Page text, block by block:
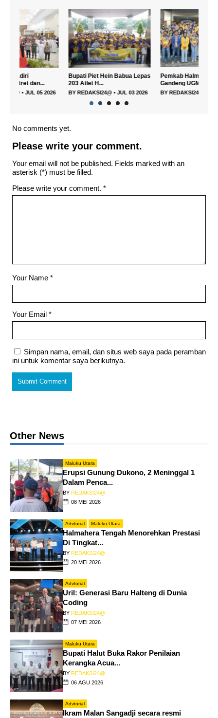
Bupati Piet Hein Babua Lepas
203 Atlet H...
BYREDAKSI24@ JUL 03 2026
Pemkab Halmahera Utara
Gandeng UGM, Unkh...
BYREDAKSI24@ JUL 03 2026
No comments yet.
Please write your comment.
Your email will not be published. Fields marked with an
asterisk (*) must be filled.
Please write your comment. *
Your Name *
Your Email *
Simpan nama, email, dan situs web saya pada peramban
ini untuk komentar saya berikutnya.
Other News
Maluku Utara
Erupsi Gunung Dukono, 2 Meninggal 1
Dalam Penca...
BY REDAKSI24@
08 MEI 2026
Advtorial Maluku Utara
Halmahera Tengah Menorehkan Prestasi
Di Tingkat...
BY REDAKSI24@
20 MEI 2026
Advtorial
Uril: Generasi Baru Halteng di Dunia
Coding
BY REDAKSI24@
07 MEI 2026
Maluku Utara
Bupati Halut Buka Rakor Penilaian
Kerangka Acua...
BY REDAKSI24@
06 AGU 2026
Advtorial
Ikram Malan Sangadji secara resmi